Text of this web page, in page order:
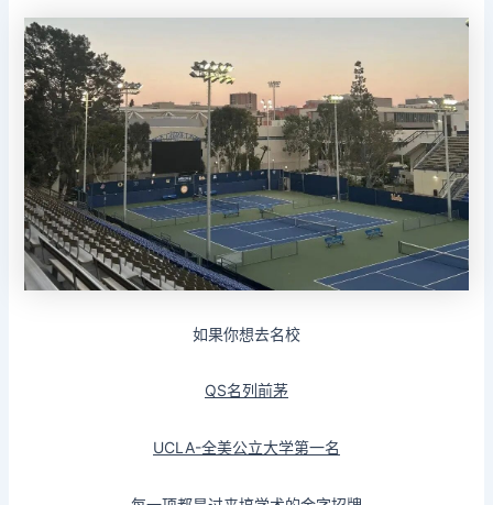
如果你想去名校
QS名列前茅
UCLA-全美公立大学第一名